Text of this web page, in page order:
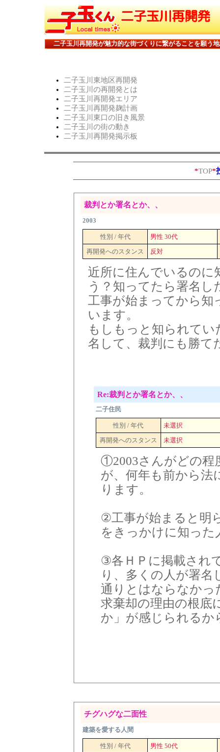
二子玉川再開発が魅力的な街づくりに繋がることを願う
二子玉川東地区再開発
二子玉川の再開発とは
二子玉川再開発エリア
二子玉川再開発麹計画
二子玉川東口の旧き風景
二子玉川の街の動き
二子玉川再開発掲示板
*TOP*
裁判とか署名とか、、
2003
性別 / 年代
男性 30代
再開発へのスタンス
反対
近所に住んでいるの
う？知ってたら署名
工事が始まってから知
います。
もしもっと知られて
名して、裁判にも勝て
Re:裁判とか署名とか、、
二子住民
性別 / 年代
未選択
再開発へのスタンス
未選択
①2003さんがどの程
が、何年も前から法
ります。
②工事が始まると明
をきっかけに知っ
③各ＨＰに掲載され
り、多くの人が署名
通りとはならなかっ
求棄却の理由の根底
か」が感じられるか
チグハグな二面性
建築を愛する人間
性別 / 年代
男性 50代